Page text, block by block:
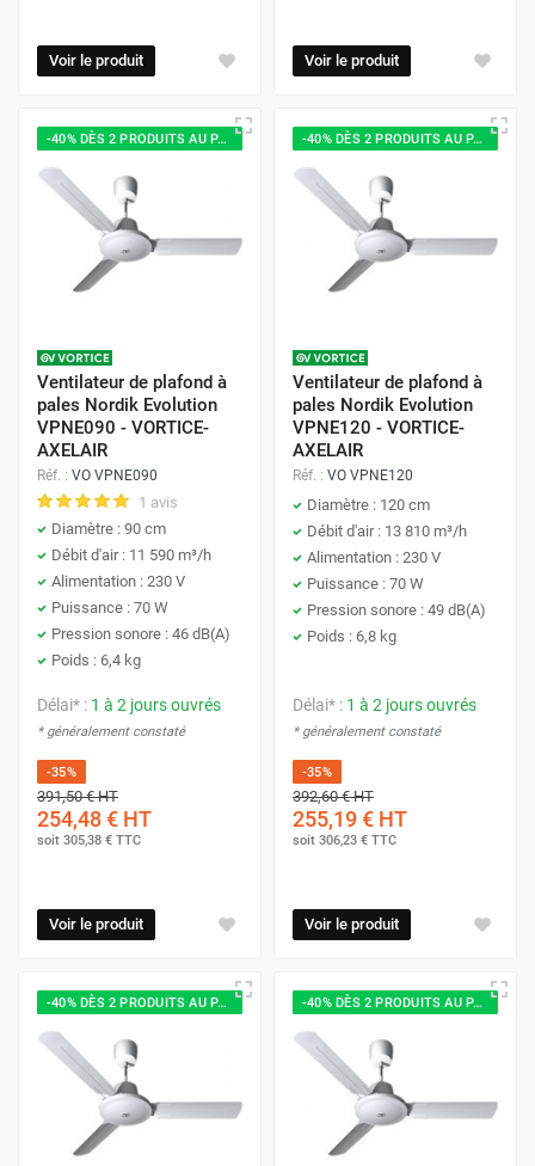
Voir le produit Voir le produit
-40% DÈS 2 PRODUITS AU PANIER
Ventilateur de plafond à
pales Nordik Evolution
VPNE090 - VORTICE-
AXELAIR
Réf. : VO VPNE090
1 avis
Diamètre : 90 cm
Débit d'air : 11 590 m³/h
Alimentation : 230 V
Puissance : 70 W
Pression sonore : 46 dB(A)
Poids : 6,4 kg
Délai* : 1 à 2 jours ouvrés
* généralement constaté
-35%
391,50 €HT
254,48 € HT
soit 305,38 € TTC
Voir le produit
-40% DÈS 2 PRODUITS AU PANIER
Ventilateur de plafond à
pales Nordik Evolution
VPNE120 - VORTICE-
AXELAIR
Réf. : VO VPNE120
Diamètre : 120 cm
Débit d'air : 13 810 m³/h
Alimentation : 230 V
Puissance : 70 W
Pression sonore : 49 dB(A)
Poids : 6,8 kg
Délai* : 1 à 2 jours ouvrés
* généralement constaté
-35%
392,60 €HT
255,19 € HT
soit 306,23 € TTC
Voir le produit
-40% DÈS 2 PRODUITS AU PANIER -40% DÈS 2 PRODUITS AU PANIER